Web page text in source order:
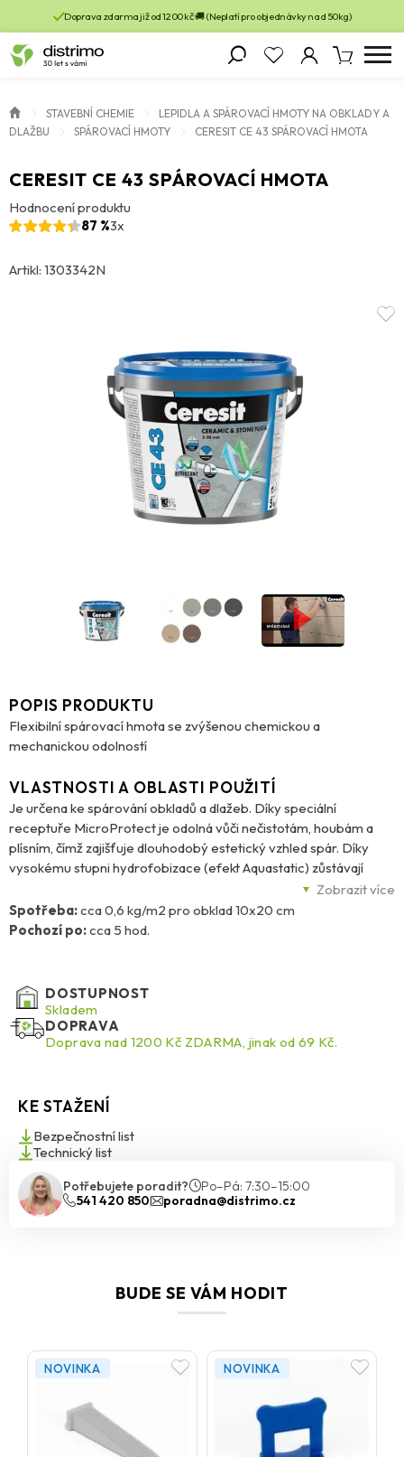
Doprava zdarma již od 1200 kč 🚚 (Neplatí pro objednávky nad 50kg)
STAVEBNÍ CHEMIE
LEPIDLA A SPÁROVACÍ HMOTY NA OBKLADY A
DLAŽBU
SPÁROVACÍ HMOTY CERESIT CE 43 SPÁROVACÍ HMOTA
CERESIT CE 43 SPÁROVACÍ HMOTA
Hodnocení produktu
87 %3x
Artikl: 1303342N
POPIS PRODUKTU
Flexibilní spárovací hmota se zvýšenou chemickou a
mechanickou odolností
Zobrazit více
VLASTNOSTI A OBLASTI POUŽITÍ
Je určena ke spárování obkladů a dlažeb. Díky speciální
receptuře MicroProtect je odolná vůči nečistotám, houbám a
plísním, čímž zajišťuje dlouhodobý estetický vzhled spár. Díky
vysokému stupni hydrofobizace (efekt Aquastatic) zůstávají
kapky vody na povrchu spáry a nevsakují do její struktury, což
zvyšuje odolnost spár proti vodě a znečištění. Je určena pro
bytové, veřejné i průmyslové objekty, zejména je doporučena na
Spotřeba:cca 0,6 kg/m2 pro obklad 10x20 cm
Pochozí po:cca 5 hod.
DOSTUPNOST
Skladem
DOPRAVA
Doprava nad 1200 Kč ZDARMA, jinak od 69 Kč.
KE STAŽENÍ
Bezpečnostní list
Technický list
Potřebujete poradit?
Po–Pá: 7:30–15:00
541 420 850
poradna@distrimo.cz
BUDE SE VÁM HODIT
NOVINKA NOVINKA